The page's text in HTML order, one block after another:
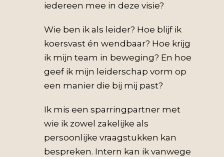
iedereen mee in deze visie?
Wie ben ik als leider? Hoe blijf ik
koersvast én wendbaar? Hoe krijg
ik mijn team in beweging? En hoe
geef ik mijn leiderschap vorm op
een manier die bij mij past?
Ik mis een sparringpartner met
wie ik zowel zakelijke als
persoonlijke vraagstukken kan
bespreken. Intern kan ik vanwege